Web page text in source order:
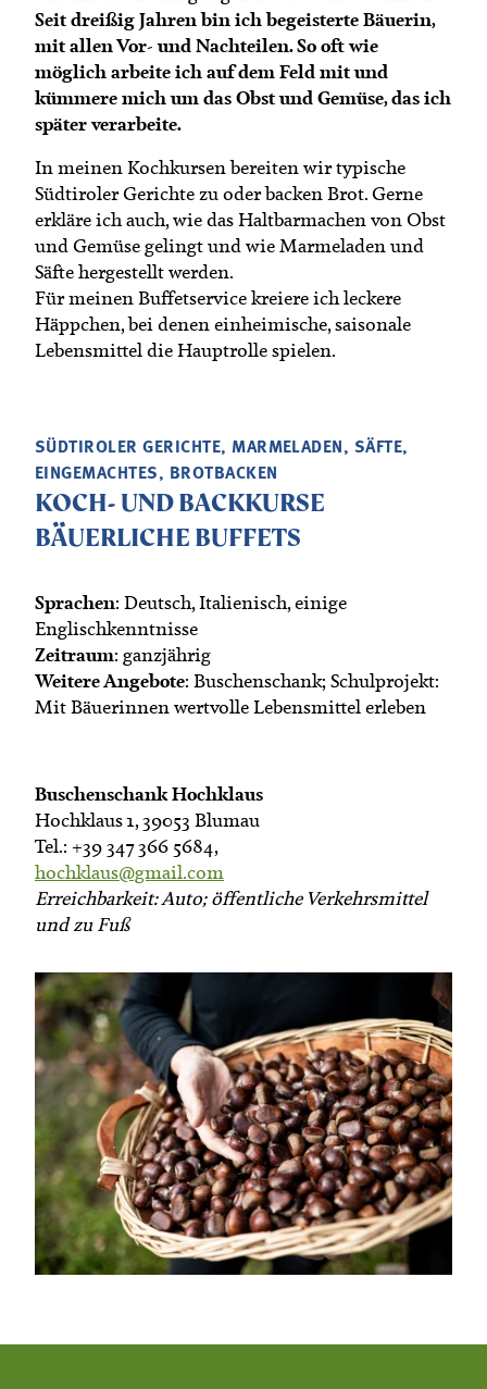
Mitgliedschaft
Landessekretariat
Bäuerliche Buffets
Hofgeschichten
Seit dreißig Jahren bin ich begeisterte Bäuerin,
mit allen Vor- und Nachteilen. So oft wie
möglich arbeite ich auf dem Feld mit und
kümmere mich um das Obst und Gemüse, das ich
später verarbeite.
In meinen Kochkursen bereiten wir typische
Südtiroler Gerichte zu oder backen Brot. Gerne
erkläre ich auch, wie das Haltbarmachen von Obst
und Gemüse gelingt und wie Marmeladen und
Säfte hergestellt werden.
Für meinen Buffetservice kreiere ich leckere
Häppchen, bei denen einheimische, saisonale
Lebensmittel die Hauptrolle spielen.
SÜDTIROLER GERICHTE, MARMELADEN, SÄFTE,
EINGEMACHTES, BROTBACKEN
KOCH- UND BACKKURSE
BÄUERLICHE BUFFETS
Sprachen: Deutsch, Italienisch, einige
Englischkenntnisse
Zeitraum: ganzjährig
Weitere Angebote: Buschenschank; Schulprojekt:
Mit Bäuerinnen wertvolle Lebensmittel erleben
Buschenschank Hochklaus
Hochklaus 1, 39053 Blumau
Tel.: +39 347 366 5684,
hochklaus@gmail.com
Erreichbarkeit: Auto; öffentliche Verkehrsmittel
und zu Fuß